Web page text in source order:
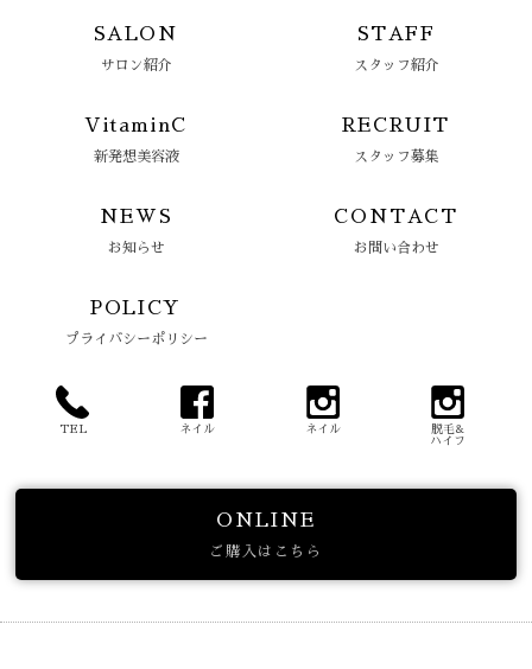
SALON
サロン紹介
STAFF
スタッフ紹介
VitaminC
新発想美容液
RECRUIT
スタッフ募集
NEWS
お知らせ
CONTACT
お問い合わせ
POLICY
プライバシーポリシー
TEL ネイル ネイル
脱毛&
ハイフ
ONLINE
ご購入はこちら